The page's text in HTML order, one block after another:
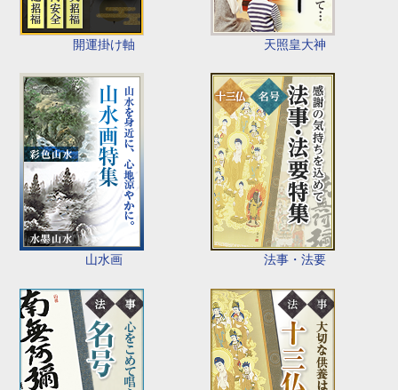
開運掛け軸 天照皇大神
山水画 法事・法要